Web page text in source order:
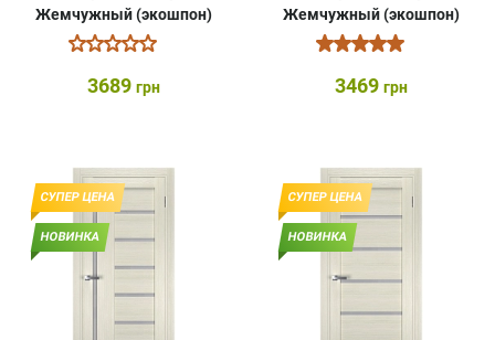
Жемчужный (экошпон)
3689 грн
Жемчужный (экошпон)
3469 грн
СУПЕР ЦЕНА
НОВИНКА
СУПЕР ЦЕНА
НОВИНКА